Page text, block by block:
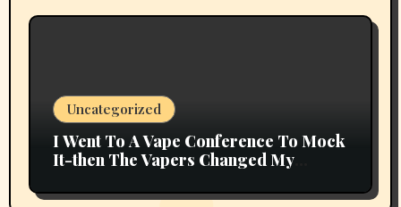
Uncategorized
I Went To A Vape Conference To Mock
It-then The Vapers Changed My